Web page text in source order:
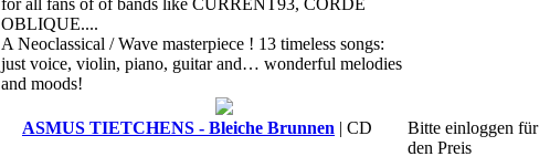
for all fans of of bands like CURRENT93, CORDE
OBLIQUE....
A Neoclassical / Wave masterpiece ! 13 timeless songs:
just voice, violin, piano, guitar and… wonderful melodies
and moods!
ASMUS TIETCHENS - Bleiche Brunnen | CD
Bitte einloggen für
den Preis